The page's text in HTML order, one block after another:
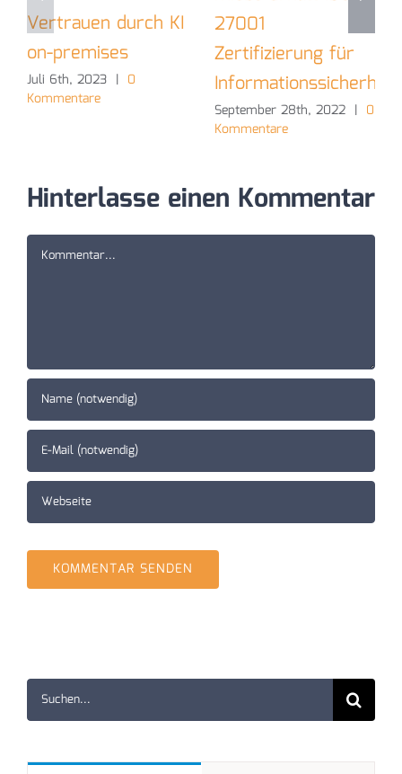
Vertrauen durch KI
on-premises
Juli 6th, 2023 | 0
Kommentare
27001
Zertifizierung für
Informationssicherheit
September 28th, 2022 | 0
Kommentare
Hinterlasse einen Kommentar
Kommentar
Suche
nach: